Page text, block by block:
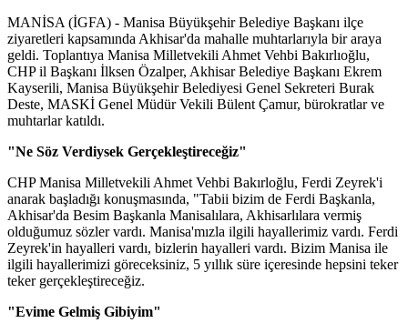
MANİSA (İGFA) - Manisa Büyükşehir Belediye Başkanı ilçe
ziyaretleri kapsamında Akhisar'da mahalle muhtarlarıyla bir araya
geldi. Toplantıya Manisa Milletvekili Ahmet Vehbi Bakırlıoğlu,
CHP il Başkanı İlksen Özalper, Akhisar Belediye Başkanı Ekrem
Kayserili, Manisa Büyükşehir Belediyesi Genel Sekreteri Burak
Deste, MASKİ Genel Müdür Vekili Bülent Çamur, bürokratlar ve
muhtarlar katıldı.
"Ne Söz Verdiysek Gerçekleştireceğiz"
CHP Manisa Milletvekili Ahmet Vehbi Bakırloğlu, Ferdi Zeyrek'i
anarak başladığı konuşmasında, "Tabii bizim de Ferdi Başkanla,
Akhisar'da Besim Başkanla Manisalılara, Akhisarlılara vermiş
olduğumuz sözler vardı. Manisa'mızla ilgili hayallerimiz vardı. Ferdi
Zeyrek'in hayalleri vardı, bizlerin hayalleri vardı. Bizim Manisa ile
ilgili hayallerimizi göreceksiniz, 5 yıllık süre içeresinde hepsini teker
teker gerçekleştireceğiz.
"Evime Gelmiş Gibiyim"